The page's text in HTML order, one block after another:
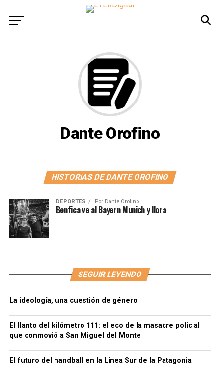
Dante Orofino
HISTORIAS DE DANTE OROFINO
DEPORTES Por Dante Orofino
Benfica ve al Bayern Munich y llora
SEGUIR LEYENDO
La ideología, una cuestión de género
El llanto del kilómetro 111: el eco de la masacre policial
que conmovió a San Miguel del Monte
El futuro del handball en la Línea Sur de la Patagonia